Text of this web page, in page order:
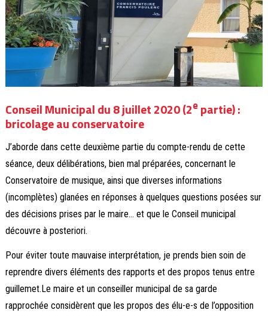
Conseil Municipal du 8 juillet 2020 (2e partie) :
bricolage au conservatoire
J’aborde dans cette deuxième partie du compte-rendu de cette
séance, deux délibérations, bien mal préparées, concernant le
Conservatoire de musique, ainsi que diverses informations
(incomplètes) glanées en réponses à quelques questions posées sur
des décisions prises par le maire… et que le Conseil municipal
découvre à posteriori.
Pour éviter toute mauvaise interprétation, je prends bien soin de
reprendre divers éléments des rapports et des propos tenus entre
guillemet.Le maire et un conseiller municipal de sa garde
rapprochée considèrent que les propos des élu-e-s de l’opposition